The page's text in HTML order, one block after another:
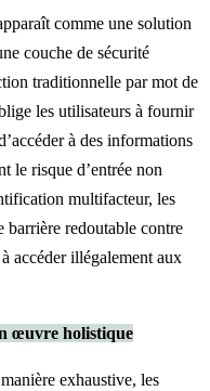
comme une solution
couche de sécurité
traditionnelle par mot de
les utilisateurs à fournir
à des informations
le risque d’entrée non
multifacteur, les
barrière redoutable contre
accéder illégalement aux
œuvre holistique
exhaustive, les